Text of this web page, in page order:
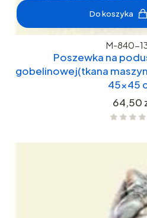
Do koszyka
M-840-
Poszewka na
gobelinowej(tkana
45x45
Cena
64,50